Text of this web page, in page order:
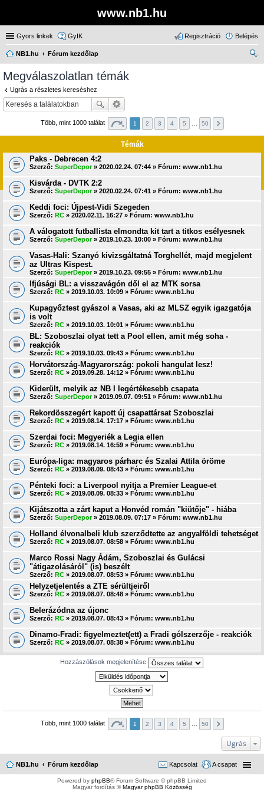
www.nb1.hu
Gyors linkek GyIK Belépés
Regisztráció
NB1.hu
Fórum kezdőlap
Megválaszolatlan témák
Ugrás a részletes kereséshez
Több, mint 1000 találat 1 2 3 4 5 50
Témák
Paks - Debrecen 4:2
Szerző: SuperDepor» 2020.02.24. 07:44 » Fórum: www.nb1.hu
Kisvárda - DVTK 2:2
Szerző: SuperDepor» 2020.02.24. 07:41 » Fórum: www.nb1.hu
Keddi foci: Újpest-Vidi Szegeden
Szerző: RC » 2020.02.11. 16:27 » Fórum: www.nb1.hu
A válogatott futballista elmondta kit tart a titkos esélyesnek
Szerző: SuperDepor» 2019.10.23. 10:00 » Fórum: www.nb1.hu
Vasas-Hali: Szanyó kivizsgáltatná Torghellét, majd megjelent
az Ultras Kispest.
Szerző: SuperDepor» 2019.10.23. 09:55 » Fórum: www.nb1.hu
Ifjúsági BL: a visszavágón dől el az MTK sorsa
Szerző: RC » 2019.10.03. 10:09 » Fórum: www.nb1.hu
Kupagyőztest gyászol a Vasas, aki az MLSZ egyik igazgatója
is volt
Szerző: RC » 2019.10.03. 10:01 » Fórum: www.nb1.hu
BL: Szoboszlai olyat tett a Pool ellen, amit még soha -
reakciók
Szerző: RC » 2019.10.03. 09:43 » Fórum: www.nb1.hu
Horvátország-Magyarország: pokoli hangulat lesz!
Szerző: RC » 2019.09.28. 14:12 » Fórum: www.nb1.hu
Kiderült, melyik az NB I legértékesebb csapata
Szerző: SuperDepor» 2019.09.07. 09:51 » Fórum: www.nb1.hu
Rekordösszegért kapott új csapattársat Szoboszlai
Szerző: RC » 2019.08.14. 17:17 » Fórum: www.nb1.hu
Szerdai foci: Megyeriék a Legia ellen
Szerző: RC » 2019.08.14. 16:59 » Fórum: www.nb1.hu
Európa-liga: magyaros párharc és Szalai Attila öröme
Szerző: RC » 2019.08.09. 08:43 » Fórum: www.nb1.hu
Pénteki foci: a Liverpool nyitja a Premier League-et
Szerző: RC » 2019.08.09. 08:33 » Fórum: www.nb1.hu
Kijátszotta a zárt kaput a Honvéd román "kiütője" - hiába
Szerző: SuperDepor» 2019.08.09. 07:17 » Fórum: www.nb1.hu
Holland élvonalbeli klub szerződtette az angyalföldi tehetséget
Szerző: RC » 2019.08.07. 08:58 » Fórum: www.nb1.hu
Marco Rossi Nagy Ádám, Szoboszlai és Gulácsi
"átigazolásáról" (is) beszélt
Szerző: RC » 2019.08.07. 08:53 » Fórum: www.nb1.hu
Helyzetjelentés a ZTE sérültjeiről
Szerző: RC » 2019.08.07. 08:48 » Fórum: www.nb1.hu
Belerázódna az újonc
Szerző: RC » 2019.08.07. 08:43 » Fórum: www.nb1.hu
Dinamo-Fradi: figyelmeztet(ett) a Fradi gólszerzője - reakciók
Szerző: RC » 2019.08.07. 08:38 » Fórum: www.nb1.hu
Hozzászólások megjelenítése
Több, mint 1000 találat 1 2 3 4 5 50
Ugrás
NB1.hu Fórum kezdőlap A csapat
Kapcsolat
Powered by phpBB® Forum Software © phpBB Limited
Magyar fordítás ©Magyar phpBB Közösség